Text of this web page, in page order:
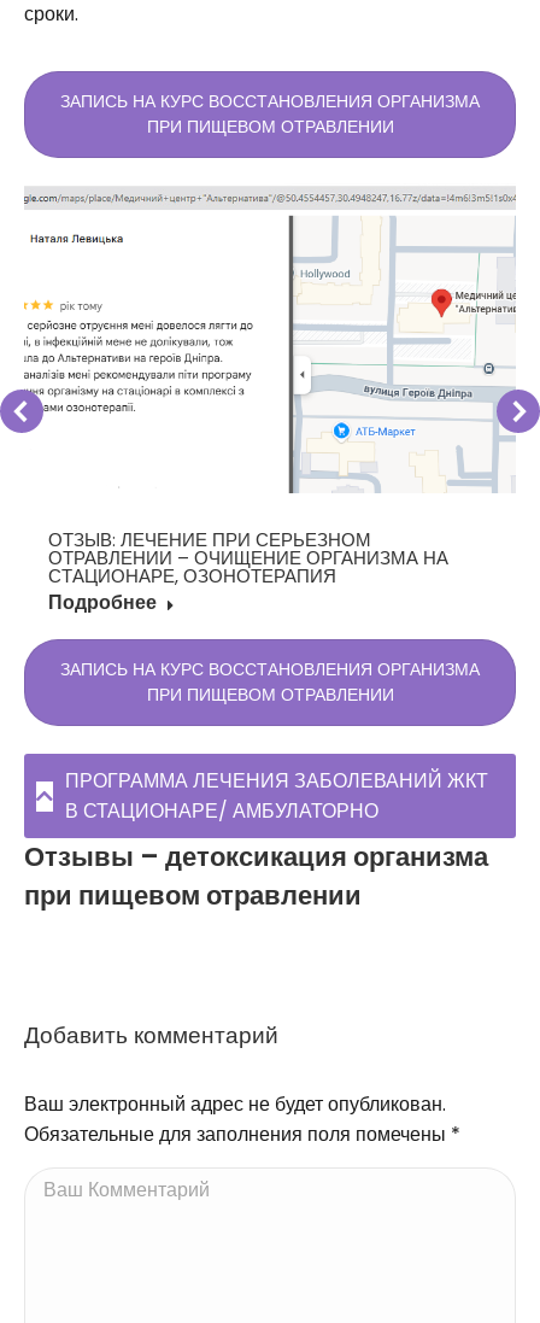
сроки.
ЗАПИСЬ НА КУРС ВОССТАНОВЛЕНИЯ ОРГАНИЗМА
ПРИ ПИЩЕВОМ ОТРАВЛЕНИИ
ОТЗЫВ: ЛЕЧЕНИЕ ПРИ СЕРЬЕЗНОМ
ОТРАВЛЕНИИ – ОЧИЩЕНИЕ ОРГАНИЗМА НА
СТАЦИОНАРЕ, ОЗОНОТЕРАПИЯ
Подробнее
ЗАПИСЬ НА КУРС ВОССТАНОВЛЕНИЯ ОРГАНИЗМА
ПРИ ПИЩЕВОМ ОТРАВЛЕНИИ
ПРОГРАММА ЛЕЧЕНИЯ ЗАБОЛЕВАНИЙ ЖКТ
В СТАЦИОНАРЕ/ АМБУЛАТОРНО
Отзывы – детоксикация организма
при пищевом отравлении
Добавить комментарий
Ваш электронный адрес не будет опубликован.
Обязательные для заполнения поля помечены *
Ваш Комментарий